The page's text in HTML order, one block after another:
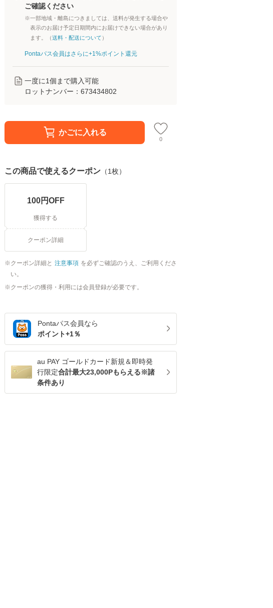
ご確認ください
※一部地域・離島につきましては、送料が発生する場合や
表示のお届け予定日期間内にお届けできない場合があり
ます。（送料・配送について ）
Pontaパス会員はさらに+1%ポイント還元
一度に1個まで購入可能
ロットナンバー： 673434802
かごに入れる
0
この商品で使えるクーポン （1枚）
100円OFF
獲得する
クーポン詳細
クーポン詳細と 注意事項 を必ずご確認のうえ、ご利用くださ
い。
クーポンの獲得・利用には会員登録が必要です。
Pontaパス会員なら
ポイント+1％
au PAY ゴールドカード新規＆即時発
行限定合計最大23,000Pもらえる※諸
条件あり